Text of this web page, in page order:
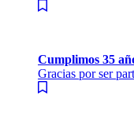
Cumplimos 35
Gracias por ser